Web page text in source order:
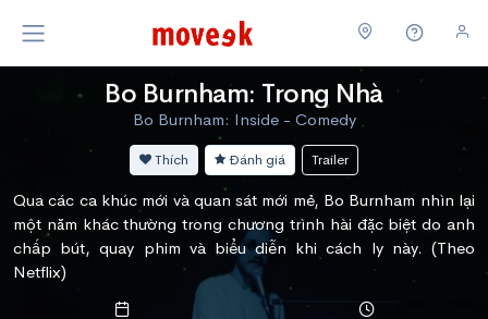
Bo Burnham: Trong Nhà
Bo Burnham: Inside - Comedy
Thích Đánh giá Trailer
Qua các ca khúc mới và quan sát mới mẻ, Bo Burnham nhìn lại
một năm khác thường trong chương trình hài đặc biệt do anh
chấp bút, quay phim và biểu diễn khi cách ly này. (Theo
Netflix)